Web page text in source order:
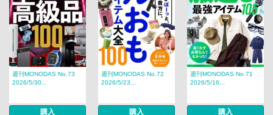
週刊MONODAS No.73
2026/5/30...
購入
週刊MONODAS No.72
2026/5/23...
購入
週刊MONODAS No.71
2026/5/16...
購入